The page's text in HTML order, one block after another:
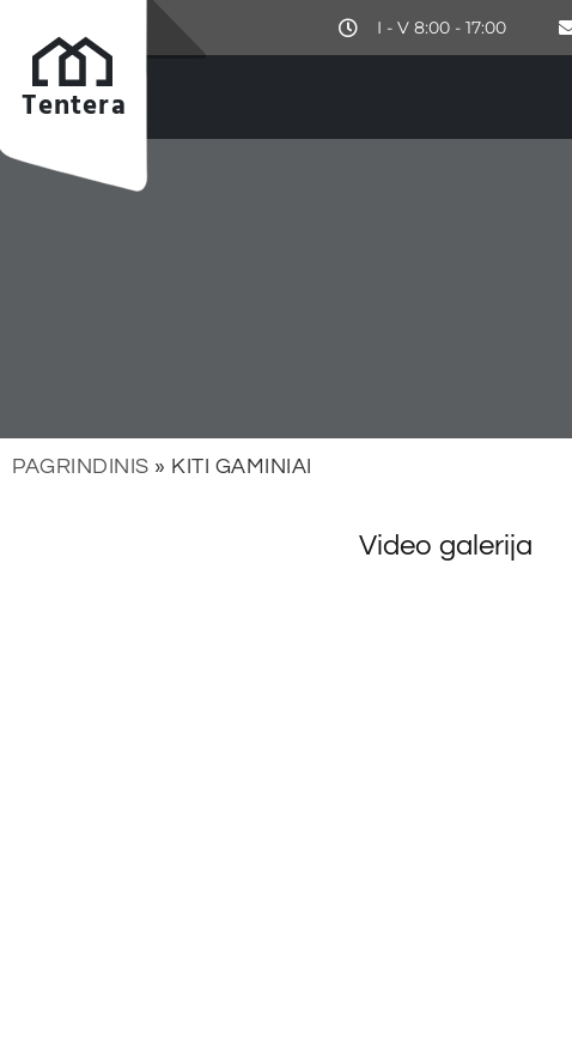
Tentera
Tentera
I - V 8:00 - 17:00
PAGRINDINIS » KITI GAMINIAI
Video galerija